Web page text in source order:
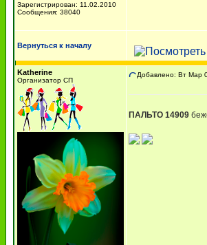
Зарегистрирован: 11.02.2010
Сообщения: 38040
Вернуться к началу
Katherine
Организатор СП
Добавлено: Вт Мар
ПАЛЬТО 14909